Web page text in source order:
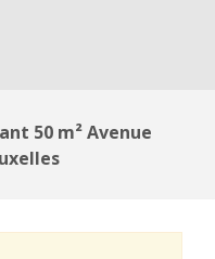
50 m² Avenue